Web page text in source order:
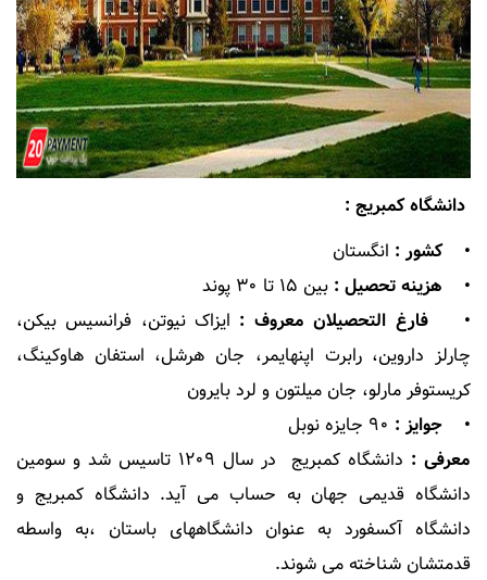
دانشگاه کمبریج :
• کشور : انگستان
• هزینه تحصیل : بین ۱۵ تا ۳۰ پوند
• فارغ التحصیلان معروف : ایزاک نیوتن، فرانسیس بیکن،
چارلز داروین، رابرت اپنهایمر، جان هرشل،‌ استفان هاوکینگ،
کریستوفر مارلو، جان میلتون و لرد بایرون
• جوایز :
معرفی :
دانشگاه کمبریج در سال ۱۲۰۹ تاسیس شد و سومین
دانشگاه قدیمی جهان به حساب می آید. دانشگاه کمبریج و
دانشگاه آکسفورد به عنوان دانشگاههای باستان ،به واسطه
قدمتشان شناخته می شوند.